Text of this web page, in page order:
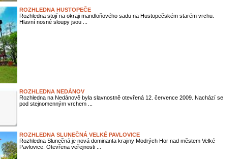
ROZHLEDNA HUSTOPEČE
Rozhledna stojí na okraji mandloňového sadu na Hustopečském starém vrchu.
Hlavní nosné sloupy jsou ...
ROZHLEDNA NEDÁNOV
Rozhledna na Nedánově byla slavnostně otevřená 12. července 2009. Nachází se
pod stejnomenným vrchem ...
ROZHLEDNA SLUNEČNÁ VELKÉ PAVLOVICE
Rozhledna Slunečná je nová dominanta krajiny Modrých Hor nad městem Velké
Pavlovice. Otevřena veřejnosti ...